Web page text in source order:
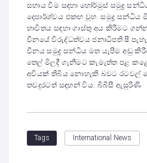
සහාය වීම සඳහා හෝර්මුස් සමුද්‍ර
දෙපාර්ශ්වය එකඟ වූහ. සමුද්‍ර
භාවිතය සඳහා ගාස්තු අය කිරීමට
චීනයේ විරුද්ධත්වය ජනාධිපති ෂී
චීනය සමුද්‍ර සන්ධිය මත යැපීම අඩු
තෙල් මිලදී ගැනීමට කැමැත්ත පළ
අවියක් තිබිය නොහැකි බවට රටවල්
තවදුරටත් සඳහන් විය. බීබීසී ඇසුරිණි
Tags International News